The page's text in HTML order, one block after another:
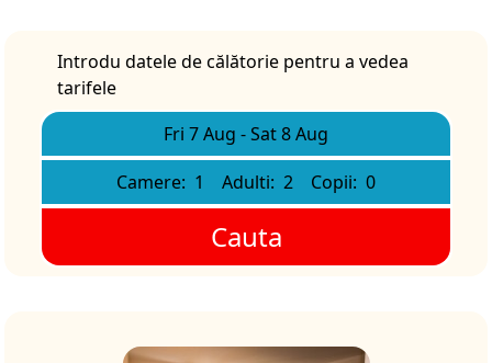
Introdu datele de călătorie pentru a vedea
tarifele
Fri 7 Aug -Sat 8 Aug
Camere: 1 Adulti: 2 Copii: 0
Cauta